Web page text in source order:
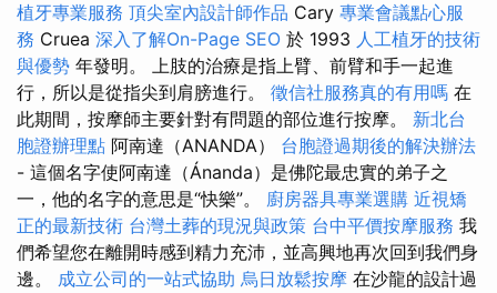
植牙專業服務 頂尖室內設計師作品 Cary 專業會議點心服
務 Cruea 深入了解On-Page SEO 於 1993 人工植牙的技術
與優勢 年發明。 上肢的治療是指上臂、前臂和手一起進
行，所以是從指尖到肩膀進行。 徵信社服務真的有用嗎 在
此期間，按摩師主要針對有問題的部位進行按摩。 新北台
胞證辦理點 阿南達（ANANDA） 台胞證過期後的解決辦法
- 這個名字使阿南達（Ánanda）是佛陀最忠實的弟子之
一，他的名字的意思是“快樂”。 廚房器具專業選購 近視矯
正的最新技術 台灣土葬的現況與政策 台中平價按摩服務 我
們希望您在離開時感到精力充沛，並高興地再次回到我們身
邊。 成立公司的一站式協助 烏日放鬆按摩 在沙龍的設計過